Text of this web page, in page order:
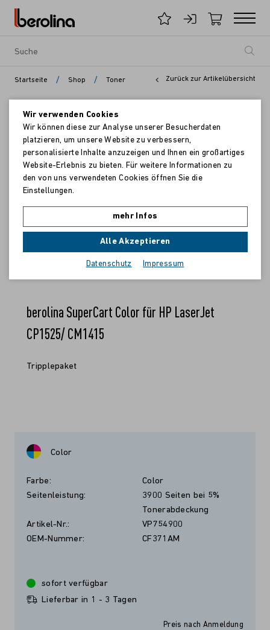
Startseite / Shop / Toner Zurück zur Artikelübersicht
berolina SuperCart Color für HP LaserJet
CP1525/ CM1415
Tripplepaket
Color
Farbe:
Color
Seitenleistung:
3900 Seiten bei 5%
Tonerabdeckung
Artikel-Nr.:
VP754900
OEM-Nummer:
CF371AM
Preis nach Anmeldung
sofort verfügbar
Lieferbar in 1 - 3 Tagen
Wir verwenden Cookies
Wir können diese zur Analyse unserer Besucherdaten
platzieren, um unsere Website zu verbessern,
personalisierte Inhalte anzuzeigen und Ihnen ein großartiges
Website-Erlebnis zu bieten. Für weitere Informationen zu
den von uns verwendeten Cookies öffnen Sie die
Einstellungen.
mehr Infos
Alle Akzeptieren
Datenschutz Impressum